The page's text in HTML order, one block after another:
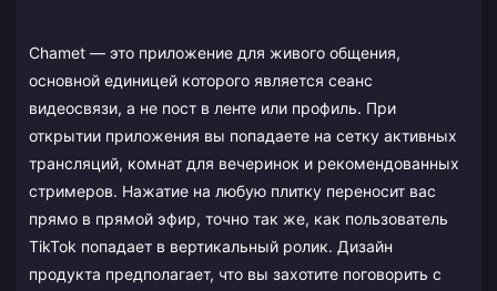
Chamet — это приложение для живого общения,
основной единицей которого является сеанс
видеосвязи, а не пост в ленте или профиль. При
открытии приложения вы попадаете на сетку активных
трансляций, комнат для вечеринок и рекомендованных
стримеров. Нажатие на любую плитку переносит вас
прямо в прямой эфир, точно так же, как пользователь
TikTok попадает в вертикальный ролик. Дизайн
продукта предполагает, что вы захотите поговорить с